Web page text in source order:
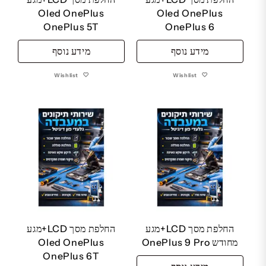
Oled OnePlus
OnePlus 5T
מידע נוסף
Wishlist
Oled OnePlus
OnePlus 6
מידע נוסף
Wishlist
החלפת מסך LCD+מגע
Oled OnePlus
OnePlus 6T
החלפת מסך LCD+מגע
מחודש OnePlus 9 Pro